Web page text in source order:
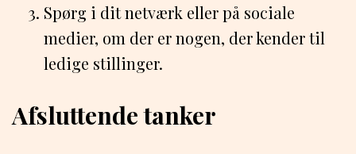
Spørg i dit netværk eller på sociale
medier, om der er nogen, der kender til
ledige stillinger.
Afsluttende tanker